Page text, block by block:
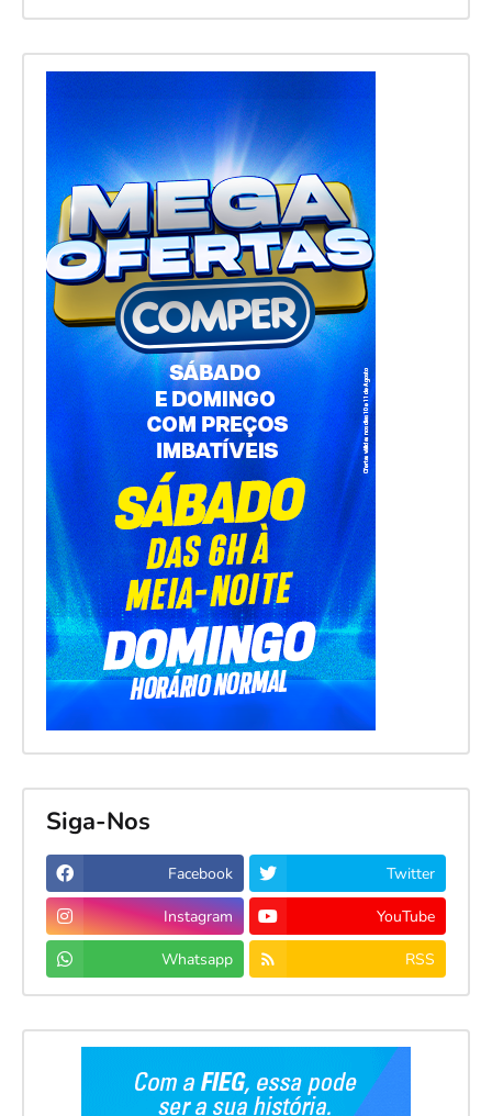
Siga-Nos
Facebook Twitter
Instagram YouTube
Whatsapp RSS